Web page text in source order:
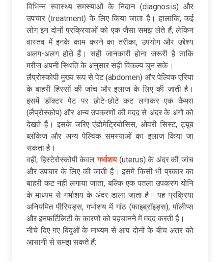
विभिन्न स्वास्थ्य समस्याओं के निदान (diagnosis) और
उपचार (treatment) के लिए किया जाता है। हालांकि, कई
लोग इन दोनों प्रक्रियाओं को एक जैसा समझ लेते हैं, लेकिन
वास्तव में इनके काम करने का तरीका, उपयोग और उद्देश्य
अलग-अलग होते हैं। सही जानकारी होना जरूरी है ताकि
मरीज अपनी स्थिति के अनुसार सही विकल्प चुन सके।
लैप्रोस्कोपी मुख्य रूप से पेट (abdomen) और पेल्विक एरिया
के बाहरी हिस्सों की जांच और इलाज के लिए की जाती है।
इसमें डॉक्टर पेट पर छोटे-छोटे कट लगाकर एक कैमरा
(लैप्रोस्कोप) और अन्य उपकरणों की मदद से अंदर के अंगों को
देखते हैं। इसके जरिए एंडोमेट्रियोसिस, ओवरी सिस्ट, ट्यूब
ब्लॉकेज और अन्य पेल्विक समस्याओं का इलाज किया जा
सकता है।
वहीं, हिस्टेरोस्कोपी केवलगर्भाशय(uterus) के अंदर की जांच
और उपचार के लिए की जाती है। इसमें किसी भी प्रकार का
बाहरी कट नहीं लगाया जाता, बल्कि एक पतला उपकरण योनि
के माध्यम से गर्भाशय के अंदर डाला जाता है। यह प्रक्रिया
अनियमित पीरियड्स, गर्भाशय में गांठ (फाइब्रॉइड्स), पॉलीप्स
और इनफर्टिलिटी के कारणों को पहचानने में मदद करती है।
नीचे दिए गए बिंदुओं के माध्यम से आप दोनों के बीच अंतर को
आसानी से समझ सकते हैं: